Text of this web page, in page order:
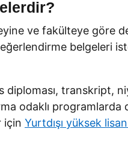
ve fakülteye göre
belgeleri
diploması, transkript,
odaklı
için Yurtdışı yüksek